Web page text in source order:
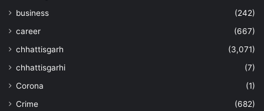
business
(242)
career
(667)
chhattisgarh
(3,071)
chhattisgarhi
(7)
Corona
(1)
Crime
(682)